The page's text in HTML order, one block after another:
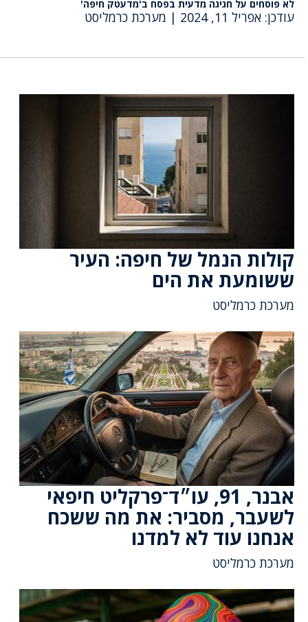
לא פוסחים על חגיגה מדעית בפסח ב'מדעטק חיפה'
עודכן: אפריל 11, 2024 | מערכת כרמליסט
קולות הנמל של חיפה: העיר
ששומעת את הים
מערכת כרמליסט
אבנר, 91, עו״ד־פרקליט חיפאי
לשעבר, מסביר: את מה ששכח
אנחנו עוד לא למדנו
מערכת כרמליסט